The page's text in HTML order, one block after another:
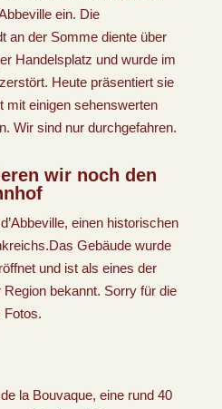
ein. Die
an der Somme diente über
Handelsplatz und wurde im
Heute präsentiert sie
mit einigen sehenswerten
Wir sind nur durchgefahren.
wir noch den
einen historischen
Gebäude wurde
und ist als eines der
bekannt. Sorry für die
Fotos.
la Bouvaque, eine rund 40